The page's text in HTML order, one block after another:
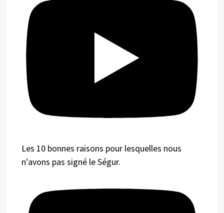
Les 10 bonnes raisons pour lesquelles nous
n'avons pas signé le Ségur.